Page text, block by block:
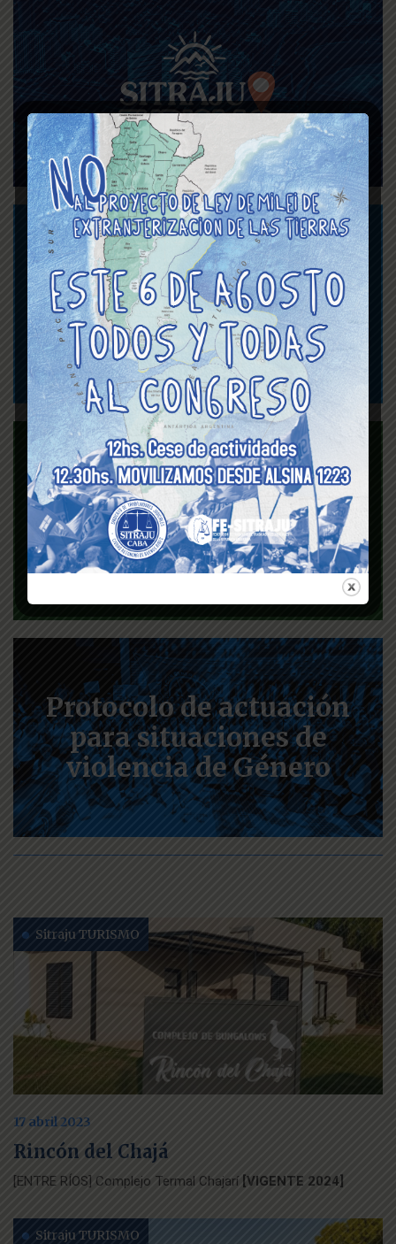
Asignaciones Familiares
y Viáticos del Poder
Judicial de la CABA
Seguro de vida
Protocolo de actuación
para situaciones de
violencia de Género
Sitraju TURISMO
17 abril 2023
Rincón del Chajá
[ENTRE RÍOS] Complejo Termal Chajarí [VIGENTE 2024]
Sitraju TURISMO